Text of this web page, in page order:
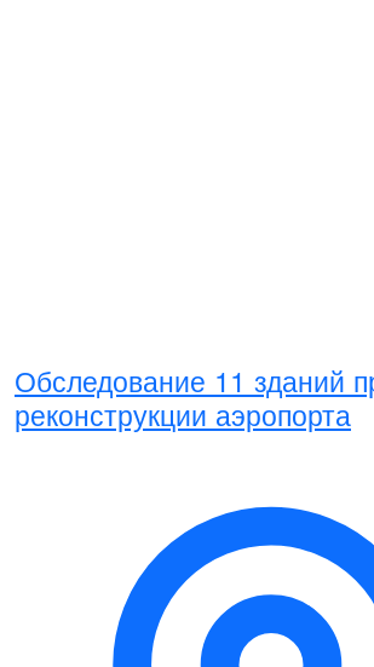
Обследование 11 зданий
реконструкции аэропорта